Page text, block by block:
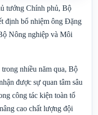
tướng Chính phủ, Bộ
định bổ nhiệm ông Đặng
Nông nghiệp và Môi
nhiều năm qua, Bộ
được sự quan tâm sâu
công tác kiện toàn tổ
cao chất lượng đội